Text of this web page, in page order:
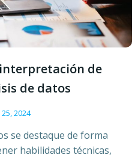
de
de datos
2024
se destaque de forma
habilidades técnicas,